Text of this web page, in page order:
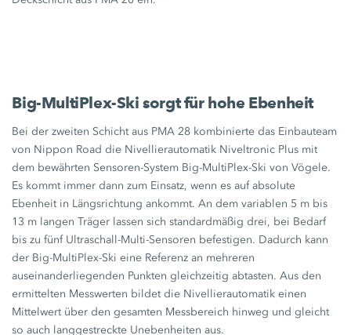
Big-MultiPlex-Ski sorgt für hohe Ebenheit
Bei der zweiten Schicht aus PMA 28 kombinierte das Einbauteam
von Nippon Road die Nivellierautomatik Niveltronic Plus mit
dem bewährten Sensoren-System Big-MultiPlex-Ski von Vögele.
Es kommt immer dann zum Einsatz, wenn es auf absolute
Ebenheit in Längsrichtung ankommt. An dem variablen 5 m bis
13 m langen Träger lassen sich standardmäßig drei, bei Bedarf
bis zu fünf Ultraschall-Multi-Sensoren befestigen. Dadurch kann
der Big-MultiPlex-Ski eine Referenz an mehreren
auseinanderliegenden Punkten gleichzeitig abtasten. Aus den
ermittelten Messwerten bildet die Nivellierautomatik einen
Mittelwert über den gesamten Messbereich hinweg und gleicht
so auch langgestreckte Unebenheiten aus.